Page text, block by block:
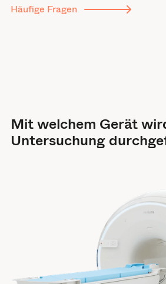
Häufige Fragen
Mit welchem Gerät
Untersuchung